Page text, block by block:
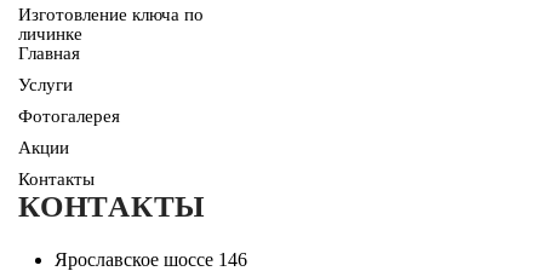
Изготовление ключа по
личинке
Главная
Услуги
Фотогалерея
Акции
Контакты
КОНТАКТЫ
Ярославское шоссе 146